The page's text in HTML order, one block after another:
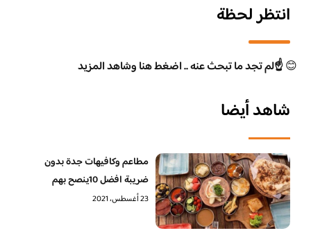
انتظر لحظة
😊☝️لم تجد ما تبحث عنه .. اضغط هنا وشاهد المزيد
شاهد أيضا
مطاعم وكافيهات جدة بدون
ضريبة افضل 10ينصح بهم
23 أغسطس، 2021